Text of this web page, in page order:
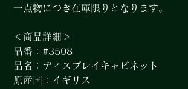
一点物につき在庫限りとなります。
＜商品詳細＞
品番：#3508
品名：ディスプレイキャビネット
原産国：イギリス